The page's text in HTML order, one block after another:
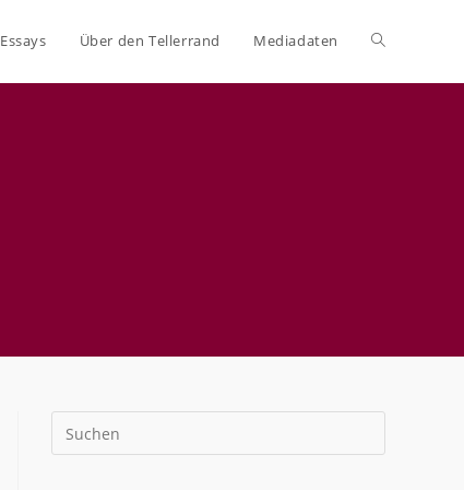
Essays Über den Tellerrand Mediadaten Website-
Escape